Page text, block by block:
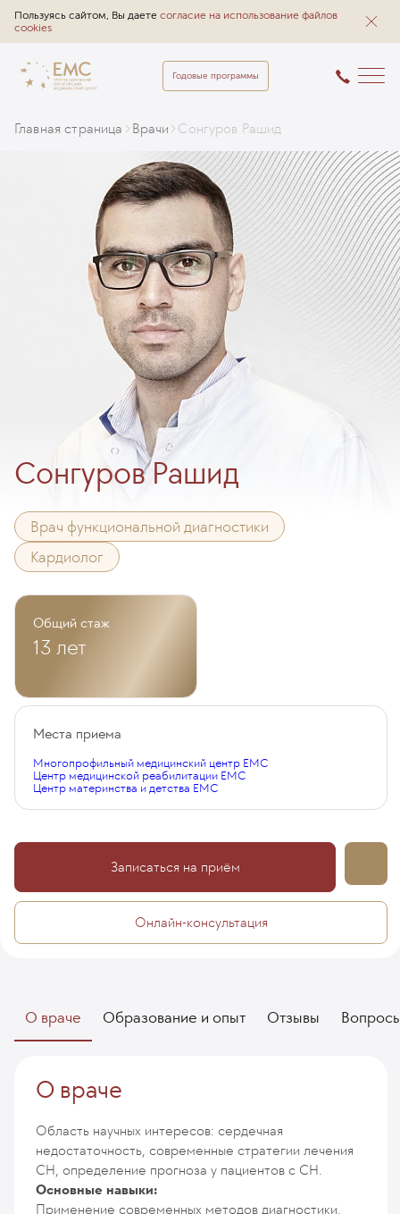
Пользуясь сайтом, Вы даете согласие на использование файлов
cookies
Годовые программы
Главная страница Врачи Сонгуров Рашид
Сонгуров Рашид
Врач функциональной диагностики
Кардиолог
Общий стаж
13 лет
Места приема
Многопрофильный медицинский центр EMC
Центр медицинской реабилитации EMC
Центр материнства и детства EMC
Записаться на приём
Онлайн-консультация
О враче Образование и опыт Отзывы
О враче
Область научных интересов: сердечная
недостаточность, современные стратегии лечения
СН, определение прогноза у пациентов с СН.
Основные навыки:
Применение современных методов диагностики,